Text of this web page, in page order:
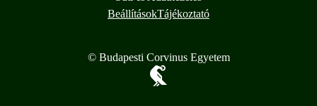
BeállításokTájékoztató
© Budapesti Corvinus Egyetem